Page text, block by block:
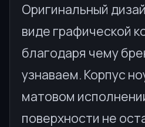
Оригинальный
виде графической
благодаря чему
узнаваем. Корпус
матовом
поверхности не